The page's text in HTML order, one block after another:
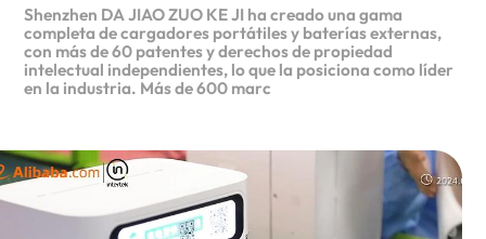
Shenzhen DA JIAO ZUO KE JI ha creado una gama
completa de cargadores portátiles y baterías externas,
con más de 60 patentes y derechos de propiedad
intelectual independientes, lo que la posiciona como líder
en la industria. Más de 600 marc